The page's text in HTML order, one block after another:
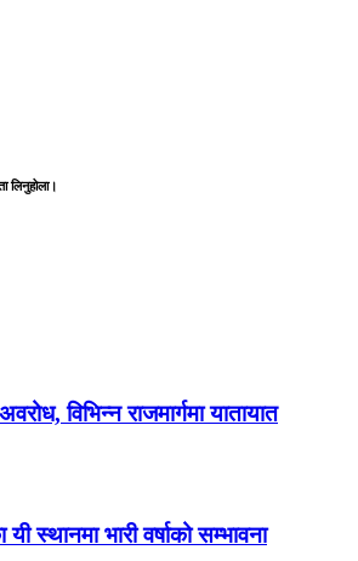
लिनुहोला।
विभिन्न राजमार्गमा यातायात
स्थानमा भारी वर्षाको सम्भावना